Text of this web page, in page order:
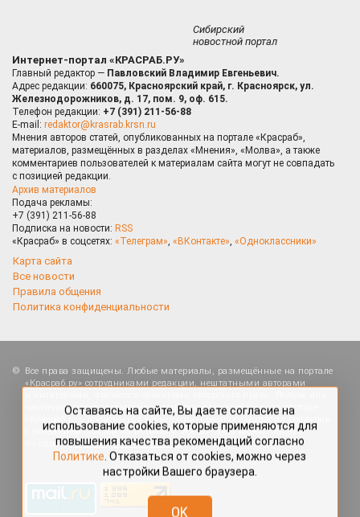
Сибирский
новостной портал
Интернет-портал «КРАСРАБ.РУ»
Главный редактор — Павловский Владимир Евгеньевич.
Адрес редакции: 660075, Красноярский край, г. Красноярск, ул.
Железнодорожников, д. 17, пом. 9, оф. 615.
Телефон редакции: +7 (391) 211-56-88
E-mail: redaktor@krasrab.krsn.ru
Мнения авторов статей, опубликованных на портале «Красраб»,
материалов, размещённых в разделах «Мнения», «Молва», а также
комментариев пользователей к материалам сайта могут не совпадать
с позицией редакции.
Архив материалов
Подача рекламы:
+7 (391) 211-56-88
Подписка на новости: RSS
«Красраб» в соцсетях: «Телеграм», «ВКонтакте», «Одноклассники»
Карта сайта
Все новости
Правила общения
Политика конфиденциальности
Все права защищены. Любые материалы, размещённые на портале
«Красраб.ру» сотрудниками редакции, нештатными авторами
частичное использование материалов, размещённых на портале
«Красраб.ру», допускается только с письменного согласия редакции
с указанием ссылки на источник. Все вопросы можно задать
по адресуredaktor@krasrab.krsn.ru.
использование cookies, которые применяются для
повышения качества рекомендаций согласно
Политике. Отказаться от cookies, можно через
настройки Вашего браузера.
OK